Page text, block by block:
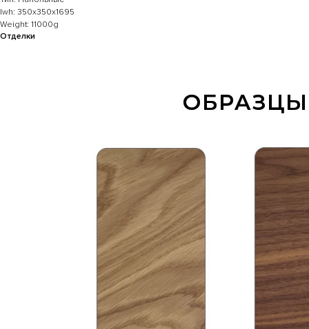
lwh: 350x350x1695
Weight: 11000g
Отделки